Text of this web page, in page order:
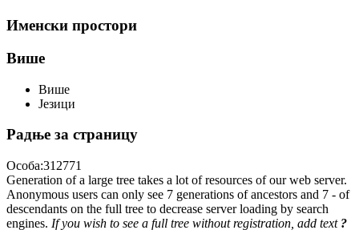
Именски простори
Више
Више
Језици
Радње за страницу
Особа:312771
Generation of a large tree takes a lot of resources of our web server.
Anonymous users can only see 7 generations of ancestors and 7 - of
descendants on the full tree to decrease server loading by search
engines. If you wish to see a full tree without registration, add text ?